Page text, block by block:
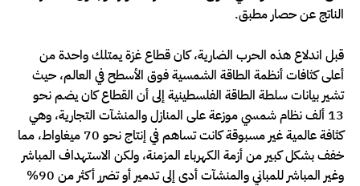
الناتج عن حصار مطبق.
قبل اندلاع هذه الحرب الضارية، كان قطاع غزة يمتلك واحدة من
أعلى كثافات أنظمة الطاقة الشمسية فوق الأسطح في العالم، حيث
تشير بيانات سلطة الطاقة الفلسطينية إلى أن القطاع كان يضم نحو
13 ألف نظام شمسي موزعة على المنازل والمنشآت التجارية، وهي
كثافة عالمية غير مسبوقة كانت تساهم في إنتاج نحو 70 ميغاواط، مما
خفف بشكل كبير من أزمة الكهرباء المزمنة، ولكن الاستهداف المباشر
وغير المباشر للمباني والمنشآت أدى إلى تدمير أو تضرر أكثر من 90%